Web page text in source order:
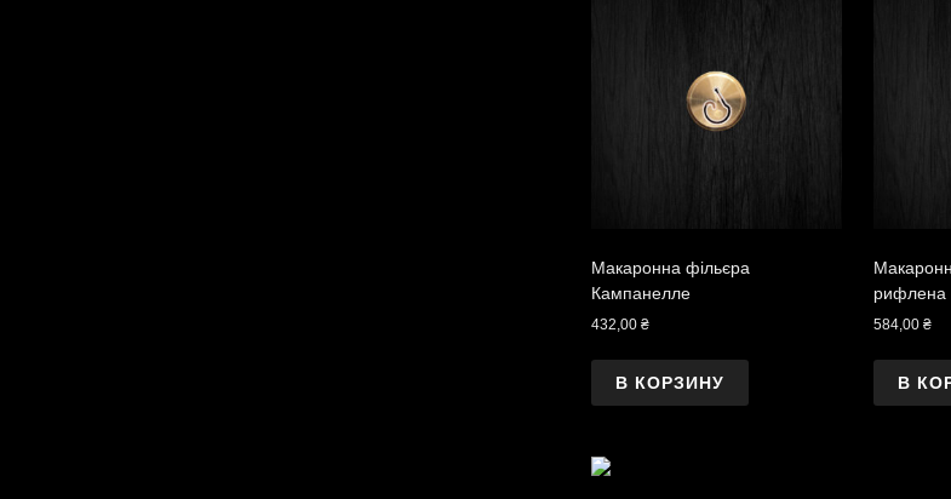
Макаронна фільєра
Кампанелле
432,00 ₴
В КОРЗИНУ
рифлена
584,00 ₴
В